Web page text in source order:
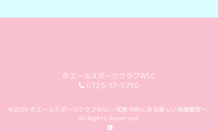
ホエールスポーツクラブWSC
0725-57-5730
©2026 ホエールスポーツクラブWSC～和泉中央にある楽しい体操教室～.
All Rights Reserved.